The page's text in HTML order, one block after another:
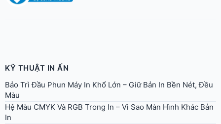
KỸ THUẬT IN ẤN
Bảo Trì Đầu Phun Máy In Khổ Lớn – Giữ Bản In Bền Nét, Đều
Màu
Hệ Màu CMYK Và RGB Trong In – Vì Sao Màn Hình Khác Bản
In